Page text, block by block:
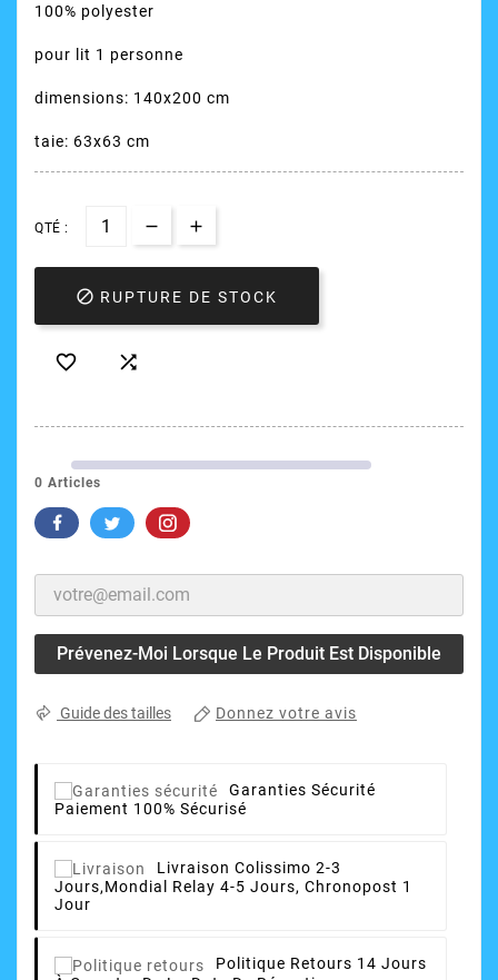
100% polyester
pour lit 1 personne
dimensions: 140x200 cm
taie: 63x63 cm
QTÉ :
 RUPTURE DE STOCK
 
0 Articles
Prévenez-Moi Lorsque Le Produit Est Disponible
Guide des tailles Donnez votre avis
Garanties Sécurité
Paiement 100% Sécurisé
Livraison Colissimo 2-3
Jours,Mondial Relay 4-5 Jours, Chronopost 1
Jour
Politique Retours 14 Jours